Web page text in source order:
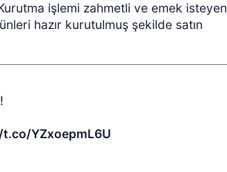
işlemi zahmetli ve emek isteyen
hazır kurutulmuş şekilde satın
YZxoepmL6U